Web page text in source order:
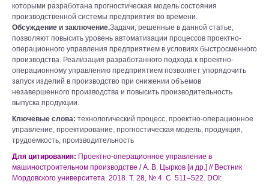
которыми разработана прогностическая модель состояния
производственной системы предприятия во времени.
Обсуждение и заключение.Задачи, решенные в данной статье,
позволяют повысить уровень автоматизации процессов проектно-
операционного управления предприятием в условиях быстросменного
производства. Реализация разработанного подхода к проектно-
операционному управлению предприятием позволяет упорядочить
запуск изделий в производство при снижении объемов
незавершенного производства и повысить производительность
выпуска продукции.
Ключевые слова: технологический процесс, проектно-операционное
управление, проектирование, прогностическая модель, продукция,
трудоемкость, производительность
Для цитирования: Проектно-операционное управление в
машиностроительном производстве / А. В. Цырков [и др.] // Вестник
Мордовского университета. 2018. Т. 28, № 4. С. 511–522. DOI: